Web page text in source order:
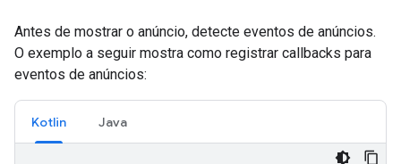
Antes de mostrar o anúncio, detecte eventos de anúncios.
O exemplo a seguir mostra como registrar callbacks para
eventos de anúncios:
Kotlin Java